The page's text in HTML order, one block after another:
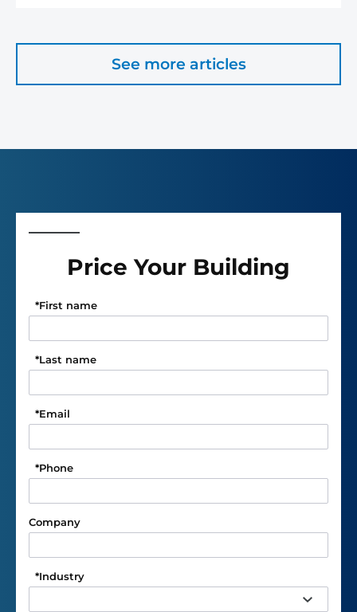
See more articles
Price Your Building
First name
*
Last name
*
Email
*
Phone
*
Company
Industry
*